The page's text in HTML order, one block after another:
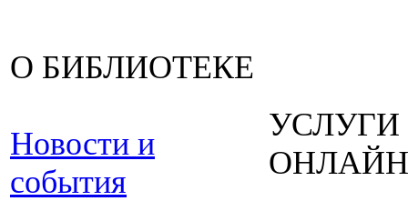
О БИБЛИОТЕКЕ
Новости и
события
УСЛУГИ
ОНЛАЙН